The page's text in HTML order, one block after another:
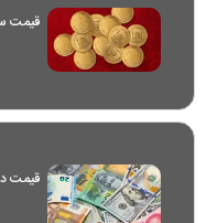
قیمت
قیمت